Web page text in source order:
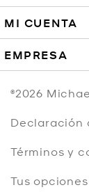
MI CUENTA
EMPRESA
©2026
Declaración
Términos y
Tus